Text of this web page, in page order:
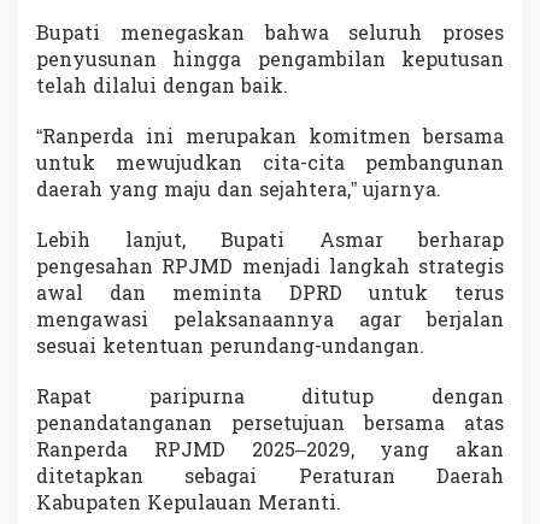
Bupati menegaskan bahwa seluruh proses
penyusunan hingga pengambilan keputusan
telah dilalui dengan baik.
“Ranperda ini merupakan komitmen bersama
untuk mewujudkan cita-cita pembangunan
daerah yang maju dan sejahtera,” ujarnya.
Lebih lanjut, Bupati Asmar berharap
pengesahan RPJMD menjadi langkah strategis
awal dan meminta DPRD untuk terus
mengawasi pelaksanaannya agar berjalan
sesuai ketentuan perundang-undangan.
Rapat paripurna ditutup dengan
penandatanganan persetujuan bersama atas
Ranperda RPJMD 2025–2029, yang akan
ditetapkan sebagai Peraturan Daerah
Kabupaten Kepulauan Meranti.